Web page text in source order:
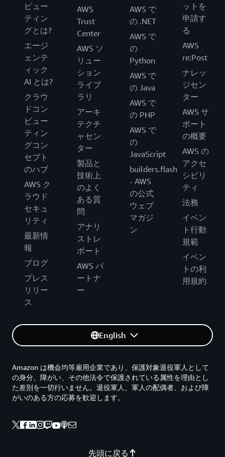
ピュー
ティン
グとは?
エージ
ェンテ
ィック
AI とは?
クラウ
ドコン
ピュー
ティン
グコン
セプト
のハブ
AWS ク
ラウド
セキュ
リティ
最新情
報
ブログ
プレス
リリー
ス
AWS
Trust
Center
AWS ソ
リュー
ション
ライブ
ラリ
アーキ
テクチ
ャセン
ター
製品と
技術上
のよく
ある質
問
アナリ
ストレ
ポート
AWS パ
ートナ
ー
AWS で
の .NET
AWS で
の
Python
AWS で
の Java
AWS で
の PHP
AWS で
の
JavaScript
builders.flash
- AWS
の公式
ウェブ
マガジ
ン
ットを
申請す
る
AWS
re:Post
ナレッ
ジセン
ター
AWS サ
ポート
の概要
AWS の
アクセ
シビリ
ティ
法務
イベン
ト行動
規範
イベン
トの利
用規約
English
先頭に戻る
Amazon は機会均等雇用企業であり、保護対象退役軍人として
の身分、障がい、その他法令で保護されている属性を理由とし
た差別を一切行いません。退役軍人、軍人の配偶者、および障
がいのある方の応募を歓迎します。